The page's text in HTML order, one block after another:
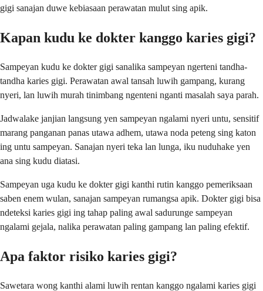
gigi sanajan duwe kebiasaan perawatan mulut sing apik.
Kapan kudu ke dokter kanggo karies gigi?
Sampeyan kudu ke dokter gigi sanalika sampeyan ngerteni tandha-
tandha karies gigi. Perawatan awal tansah luwih gampang, kurang
nyeri, lan luwih murah tinimbang ngenteni nganti masalah saya parah.
Jadwalake janjian langsung yen sampeyan ngalami nyeri untu, sensitif
marang panganan panas utawa adhem, utawa noda peteng sing katon
ing untu sampeyan. Sanajan nyeri teka lan lunga, iku nuduhake yen
ana sing kudu diatasi.
Sampeyan uga kudu ke dokter gigi kanthi rutin kanggo pemeriksaan
saben enem wulan, sanajan sampeyan rumangsa apik. Dokter gigi bisa
ndeteksi karies gigi ing tahap paling awal sadurunge sampeyan
ngalami gejala, nalika perawatan paling gampang lan paling efektif.
Apa faktor risiko karies gigi?
Sawetara wong kanthi alami luwih rentan kanggo ngalami karies gigi